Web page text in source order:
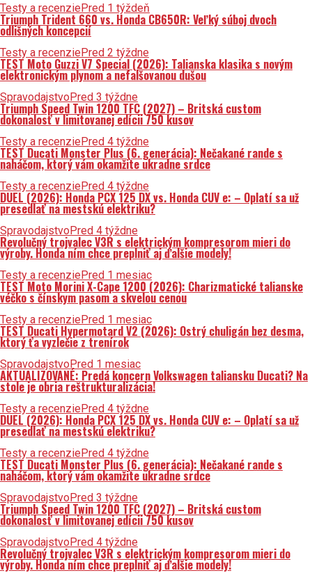
Testy a recenziePred 1 týždeň
Triumph Trident 660 vs. Honda CB650R: Veľký súboj dvoch
odlišných koncepcií
Testy a recenziePred 2 týždne
TEST Moto Guzzi V7 Special (2026): Talianska klasika s novým
elektronickým plynom a nefalšovanou dušou
SpravodajstvoPred 3 týždne
Triumph Speed Twin 1200 TFC (2027) – Britská custom
dokonalosť v limitovanej edícii 750 kusov
Testy a recenziePred 4 týždne
TEST Ducati Monster Plus (6. generácia): Nečakané rande s
naháčom, ktorý vám okamžite ukradne srdce
Testy a recenziePred 4 týždne
DUEL (2026): Honda PCX 125 DX vs. Honda CUV e: – Oplatí sa už
presedlať na mestskú elektriku?
SpravodajstvoPred 4 týždne
Revolučný trojvalec V3R s elektrickým kompresorom mieri do
výroby. Honda ním chce preplniť aj ďalšie modely!
Testy a recenziePred 1 mesiac
TEST Moto Morini X-Cape 1200 (2026): Charizmatické talianske
véčko s čínskym pasom a skvelou cenou
Testy a recenziePred 1 mesiac
TEST Ducati Hypermotard V2 (2026): Ostrý chuligán bez desma,
ktorý ťa vyzlečie z trenírok
SpravodajstvoPred 1 mesiac
AKTUALIZOVANÉ: Predá koncern Volkswagen taliansku Ducati? Na
stole je obria reštrukturalizácia!
Testy a recenziePred 4 týždne
DUEL (2026): Honda PCX 125 DX vs. Honda CUV e: – Oplatí sa už
presedlať na mestskú elektriku?
Testy a recenziePred 4 týždne
TEST Ducati Monster Plus (6. generácia): Nečakané rande s
naháčom, ktorý vám okamžite ukradne srdce
SpravodajstvoPred 3 týždne
Triumph Speed Twin 1200 TFC (2027) – Britská custom
dokonalosť v limitovanej edícii 750 kusov
SpravodajstvoPred 4 týždne
Revolučný trojvalec V3R s elektrickým kompresorom mieri do
výroby. Honda ním chce preplniť aj ďalšie modely!